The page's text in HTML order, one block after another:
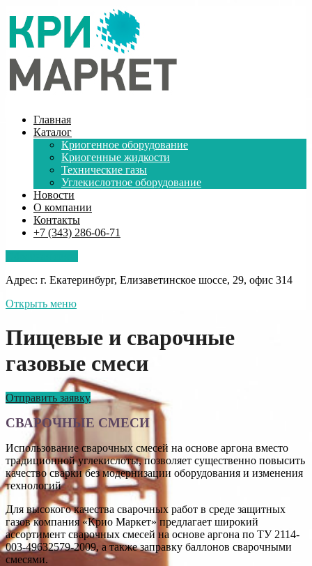
Главная
Каталог
Криогенное оборудование
Криогенные жидкости
Технические газы
Углекислотное оборудование
Новости
О компании
Контакты
+7 (343) 286-06-71
Адрес: г. Екатеринбург, Елизаветинское шоссе, 29, офис 314
Открыть меню
Пищевые и сварочные
газовые смеси
Отправить заявку
СВАРОЧНЫЕ СМЕСИ
Использование сварочных смесей на основе аргона вместо
традиционной углекислоты, позволяет существенно повысить
качество сварки без модернизации оборудования и изменения
технологий
Для высокого качества сварочных работ в среде защитных
газов компания «Крио Маркет» предлагает широкий
ассортимент сварочных смесей на основе аргона по ТУ 2114-
003-49632579-2009, а также заправку баллонов сварочными
смесями.